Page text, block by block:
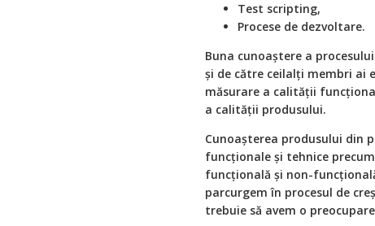
Test scripting,
Procese de dezvoltare.
Buna cunoaștere a
și de către ceilalți membri ai
măsurare a calității
a calității produsului.
Cunoașterea produsului din
funcționale și tehnice
funcțională și non-
parcurgem în procesul de
trebuie să avem o